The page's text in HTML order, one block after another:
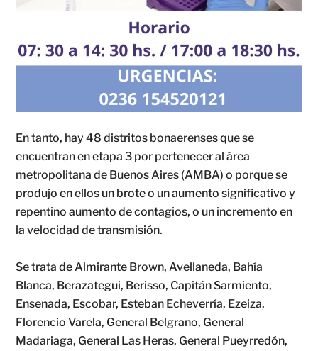
En tanto, hay 48 distritos bonaerenses que se
encuentran en etapa 3 por pertenecer al área
metropolitana de Buenos Aires (AMBA) o porque se
produjo en ellos un brote o un aumento significativo y
repentino aumento de contagios, o un incremento en
la velocidad de transmisión.
Se trata de Almirante Brown, Avellaneda, Bahía
Blanca, Berazategui, Berisso, Capitán Sarmiento,
Ensenada, Escobar, Esteban Echeverría, Ezeiza,
Florencio Varela, General Belgrano, General
Madariaga, General Las Heras, General Pueyrredón,